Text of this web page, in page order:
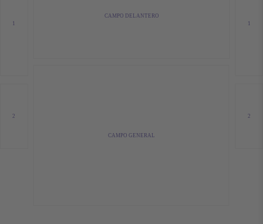
CAMPO DELANTERO
1
1
2 2
CAMPO GENERAL